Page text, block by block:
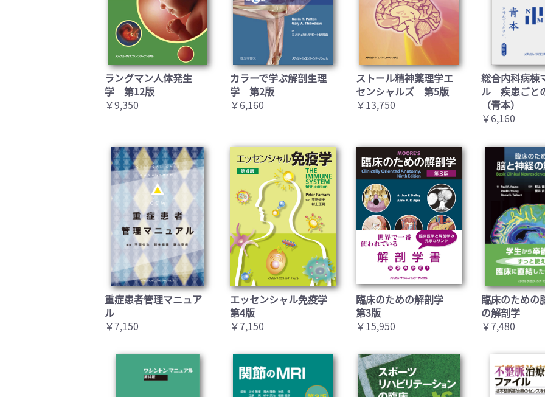
ラングマン人体発生
学 第12版
￥9,350
カラーで学ぶ解剖生理
学 第2版
￥6,160
ストール精神薬理学エ
センシャルズ 第5版
￥13,750
総合内科病棟
ル 疾患ごと
（青本）
￥6,160
重症患者管理マニュア
ル
￥7,150
エッセンシャル免疫学
第4版
￥7,150
臨床のための解剖学
第3版
￥15,950
臨床のための
の解剖学
￥7,480